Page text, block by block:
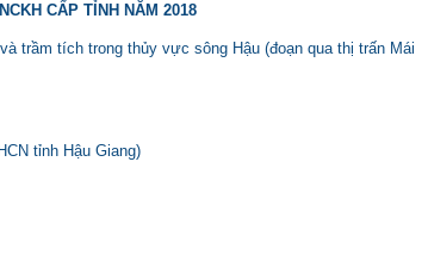
CẤP TỈNH NĂM 2018
trầm tích trong thủy vực sông Hậu (đoạn qua thị trấn Mái
tỉnh Hậu Giang)